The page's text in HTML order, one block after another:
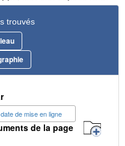
trouvés
date de mise en ligne
de la page